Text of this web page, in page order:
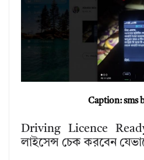
Caption: sms
Driving Licence
লাইসেন্স চেক করবেন